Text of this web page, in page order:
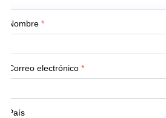
Nombre *
Correo electrónico *
País